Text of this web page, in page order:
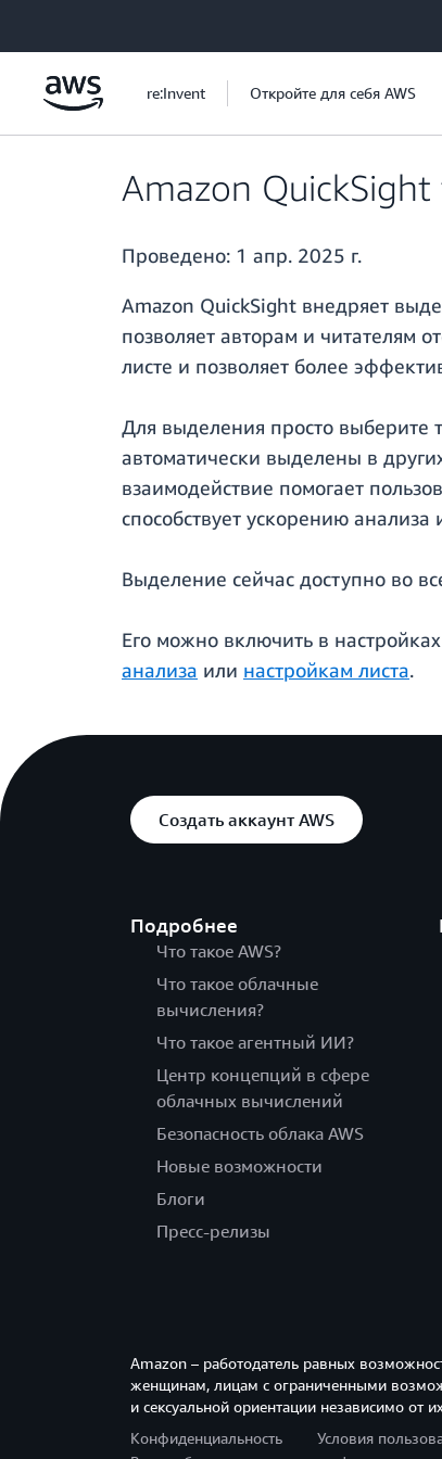
re:Invent Откройте для себя AWS
Amazon
Проведено: 1 апр. 2025 г.
Amazon QuickSight внедряет
позволяет авторам и читателям
листе и позволяет более
Для выделения просто выберите
автоматически выделены в
взаимодействие помогает
способствует ускорению
Выделение сейчас доступно во
Его можно включить в
анализа или настройкам листа.
Создать аккаунт AWS
Подробнее
Что такое AWS?
Что такое облачные
вычисления?
Что такое агентный ИИ?
Центр концепций в сфере
облачных вычислений
Безопасность облака AWS
Новые возможности
Блоги
Пресс-релизы
Amazon – работодатель равных
женщинам, лицам с ограниченными
и сексуальной ориентации независимо от
Конфиденциальность
Условия